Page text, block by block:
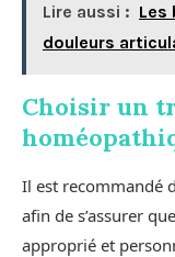
Lire aussi : Les
douleurs
Choisir un
Il est recommandé
afin de s’assurer
approprié et